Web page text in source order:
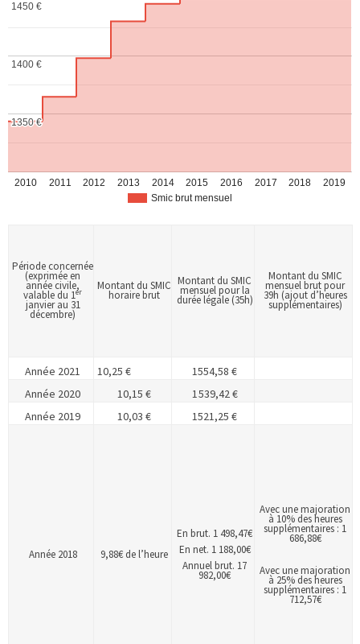
Smic brut mensuel
2010 2011 2012 2013 2014 2015 2016 2017 2018 2019
1350 €
1350 €
1400 €
1400 €
1450 €
1450 €
Période concernée
(exprimée en
année civile,
valable du 1er
janvier au 31
décembre)
Montant du SMIC
horaire brut
Montant du SMIC
mensuel pour la
durée légale (35h)
Montant du SMIC
mensuel brut pour
39h (ajout d’heures
supplémentaires)
Année 2021 10,25 €
1554,58 €
Année 2020
10,15 €
1 539,42 €
Année 2019
10,03 € 1521,25 €
Année 2018 9,88€ de l’heure
En brut. 1 498,47€
En net. 1 188,00€
Annuel brut. 17
982,00€
Avec une majoration
à 10% des heures
supplémentaires : 1
686,88€
Avec une majoration
à 25% des heures
supplémentaires : 1
712,57€